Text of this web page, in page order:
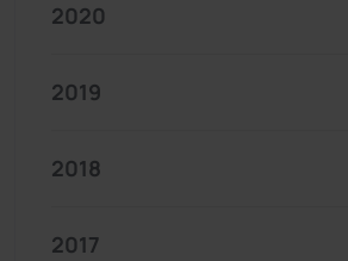
2020
2019
2018
2017